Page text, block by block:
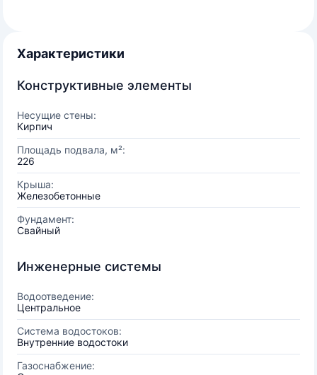
Характеристики
Конструктивные элементы
Несущие стены:
Кирпич
Площадь подвала, м²:
226
Крыша:
Железобетонные
Фундамент:
Свайный
Инженерные системы
Водоотведение:
Центральное
Система водостоков:
Внутренние водостоки
Газоснабжение: